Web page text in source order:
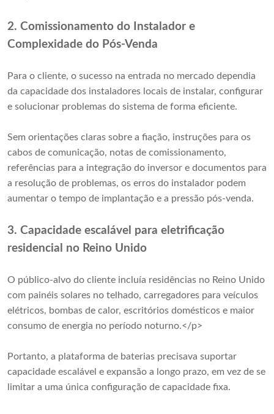
2. Comissionamento do Instalador e
Complexidade do Pós-Venda
Para o cliente, o sucesso na entrada no mercado dependia
da capacidade dos instaladores locais de instalar, configurar
e solucionar problemas do sistema de forma eficiente.
Sem orientações claras sobre a fiação, instruções para os
cabos de comunicação, notas de comissionamento,
referências para a integração do inversor e documentos para
a resolução de problemas, os erros do instalador podem
aumentar o tempo de implantação e a pressão pós-venda.
3. Capacidade escalável para eletrificação
residencial no Reino Unido
O público-alvo do cliente incluía residências no Reino Unido
com painéis solares no telhado, carregadores para veículos
elétricos, bombas de calor, escritórios domésticos e maior
consumo de energia no período noturno.</p>
Portanto, a plataforma de baterias precisava suportar
capacidade escalável e expansão a longo prazo, em vez de se
limitar a uma única configuração de capacidade fixa.